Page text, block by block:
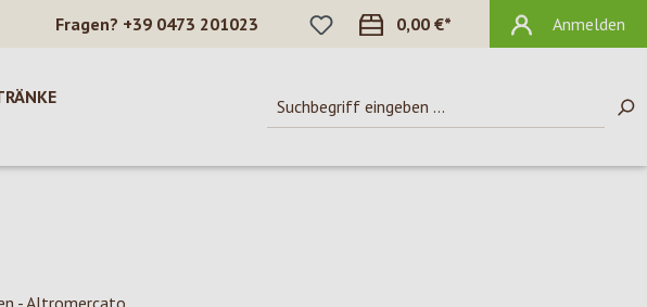
Fragen? +39 0473 201023
DU HAST 0 PRODUKTE AUF DEM
0,00 €* Anmelden
- Altromercato